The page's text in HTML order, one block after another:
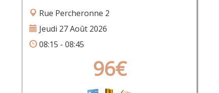
Rue Percheronne 2
Jeudi 27 Août 2026
08:15 - 08:45
96€